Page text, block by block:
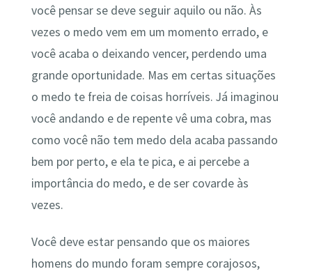
você pensar se deve seguir aquilo ou não. Às
vezes o medo vem em um momento errado, e
você acaba o deixando vencer, perdendo uma
grande oportunidade. Mas em certas situações
o medo te freia de coisas horríveis. Já imaginou
você andando e de repente vê uma cobra, mas
como você não tem medo dela acaba passando
bem por perto, e ela te pica, e ai percebe a
importância do medo, e de ser covarde às
vezes.
Você deve estar pensando que os maiores
homens do mundo foram sempre corajosos,